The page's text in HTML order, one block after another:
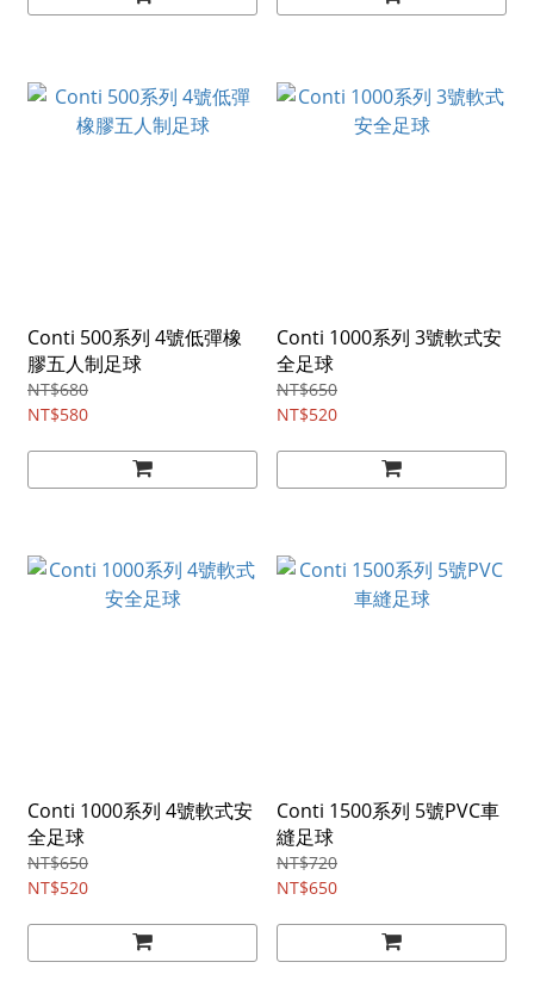
Conti 500系列 4號低彈橡
膠五人制足球
NT$680
NT$580
Conti 1000系列 3號軟式安
全足球
NT$650
NT$520
Conti 1000系列 4號軟式安
全足球
NT$650
NT$520
Conti 1500系列 5號PVC車
縫足球
NT$720
NT$650